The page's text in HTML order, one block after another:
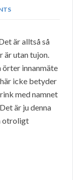
är alltså så
är utan tujon.
örter innanmäte
icke betyder
med namnet
är ju denna
otroligt